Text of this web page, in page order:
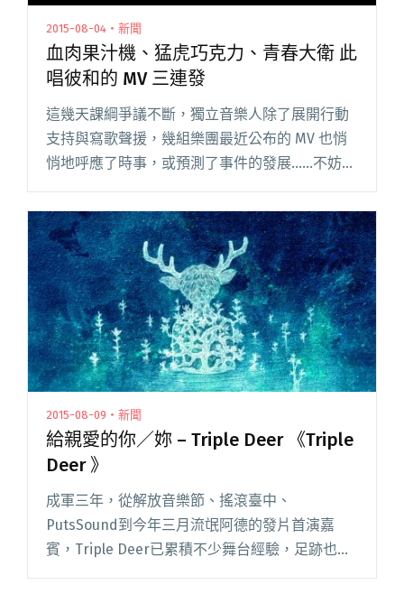
2015-08-04・新聞
血肉果汁機、猛虎巧克力、青春大衛 此
唱彼和的 MV 三連發
這幾天課綱爭議不斷，獨立音樂人除了展開行動
支持與寫歌聲援，幾組樂團最近公布的 MV 也悄
悄地呼應了時事，或預測了事件的發展……不妨來
看一看！ 血肉果汁機〈天崩大事件〉 令人心碎
地，為了理想而獻出了自己寶貴的生命，最終閱
讀全文 "血肉果汁機、猛虎巧克力、青春大衛 此
唱彼和的 MV 三連發"
2015-08-09・新聞
給親愛的你／妳 – Triple Deer 《Triple
Deer 》
成軍三年，從解放音樂節、搖滾臺中、
PutsSound到今年三月流氓阿德的發片首演嘉
賓，Triple Deer已累積不少舞台經驗，足跡也悄
悄地行經全台各地。歷經三年的時光焠鍊，將近